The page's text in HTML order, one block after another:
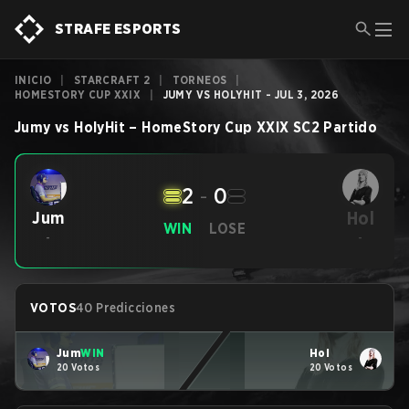
STRAFE ESPORTS
INICIO STARCRAFT 2 TORNEOS
HOMESTORY CUP XXIX
JUMY VS HOLYHIT - JUL 3, 2026
Jumy vs HolyHit – HomeStory Cup XXIX SC2 Partido
Jum
-
WIN
2 - 0
LOSE Hol
-
VOTOS40 Predicciones
JumWIN
20 Votos
Hol
20 Votos